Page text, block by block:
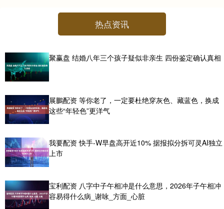
热点资讯
聚赢盘 结婚八年三个孩子疑似非亲生 四份鉴定确认真相
展鵬配资 等你老了，一定要杜绝穿灰色、藏蓝色，换成
这些“年轻色”更洋气
我要配资 快手-W早盘高开近10% 据报拟分拆可灵AI独立
上市
宝利配资 八字中子午相冲是什么意思，2026年子午相冲
容易得什么病_谢咏_方面_心脏